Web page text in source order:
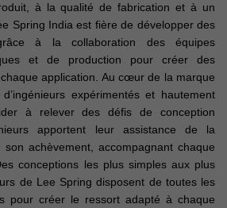
à la qualité de fabrication et à un
Spring India est fière de développer des
à la collaboration des équipes
et de production pour créer des
application. Au cœur de la marque
expérimentés et hautement
à relever des défis de conception
apportent leur assistance de la
achèvement, accompagnant chaque
conceptions les plus simples aux plus
de Lee Spring disposent de toutes les
pour créer le ressort adapté à chaque